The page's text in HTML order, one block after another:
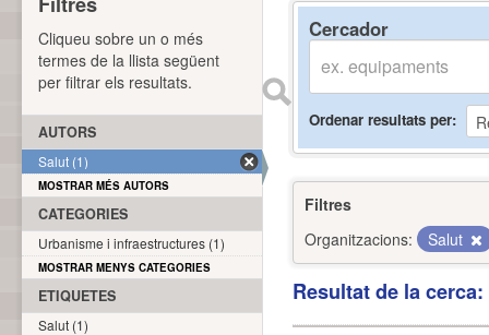
Cercador
Ordenar resultats per
Filtres
Organitzacions:
Salut
Resultat de la
Cliqueu sobre un o més
termes de la llista següent
per filtrar els resultats.
AUTORS
Salut (1)
MOSTRAR MÉS AUTORS
CATEGORIES
Urbanisme i infraestructures (1)
MOSTRAR MENYS CATEGORIES
ETIQUETES
Salut (1)